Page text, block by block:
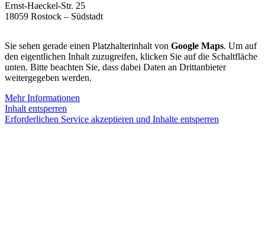
Ernst-Haeckel-Str. 25
18059 Rostock – Südstadt
Sie sehen gerade einen Platzhalterinhalt von Google Maps. Um auf
den eigentlichen Inhalt zuzugreifen, klicken Sie auf die Schaltfläche
unten. Bitte beachten Sie, dass dabei Daten an Drittanbieter
weitergegeben werden.
Mehr Informationen
Inhalt entsperren
Erforderlichen Service akzeptieren und Inhalte entsperren